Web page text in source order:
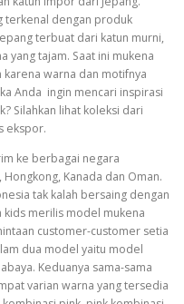
terkenal dengan produk
terbuat dari katun murni,
yang tajam. Saat ini mukena
karena warna dan motifnya
Anda ingin mencari inspirasi
Silahkan lihat koleksi dari
ekspor.
ke berbagai negara
Kanada dan Oman.
tak kalah bersaing dengan
kids merilis model mukena
customer-customer setia
dua model yaitu model
Keduanya sama-sama
varian warna yang tersedia